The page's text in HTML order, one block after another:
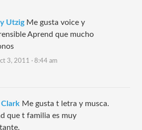
Utzig Me gusta voice y
Aprend que mucho
3, 2011 · 8:44 am
Me gusta t letra y musca.
que t familia es muy